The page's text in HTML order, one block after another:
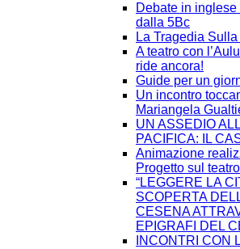
Debate in
dalla 5Bc
La Tragedia
A teatro con
ride ancora!
Guide per un
Un incontro
Mariangela
UN ASSEDIO
PACIFICA: IL
Animazione
Progetto sul
“LEGGERE LA
SCOPERTA
CESENA
EPIGRAFI DEL
INCONTRI CON